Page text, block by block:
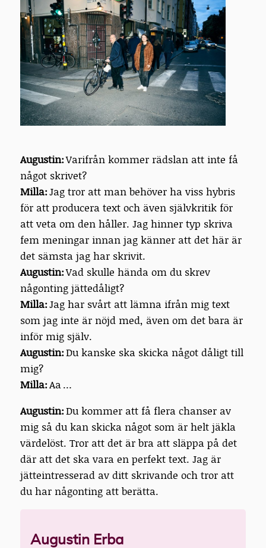
Augustin:Varifrån kommer rädslan att inte få
något skrivet?
Milla:Jag tror att man behöver ha viss hybris
för att producera text och även självkritik för
att veta om den håller. Jag hinner typ skriva
fem meningar innan jag känner att det här är
det sämsta jag har skrivit.
Augustin:Vad skulle hända om du skrev
någonting jättedåligt?
Milla:Jag har svårt att lämna ifrån mig text
som jag inte är nöjd med, även om det bara är
inför mig själv.
Augustin:Du kanske ska skicka något dåligt till
mig?
Milla:Aa …
Augustin:Du kommer att få flera chanser av
mig så du kan skicka något som är helt jäkla
värdelöst. Tror att det är bra att släppa på det
där att det ska vara en perfekt text. Jag är
jätteintresserad av ditt skrivande och tror att
du har någonting att berätta.
Augustin Erba